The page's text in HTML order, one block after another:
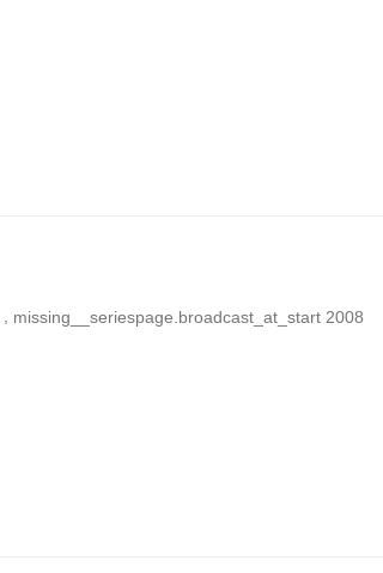
missing__seriespage.broadcast_at_start 2008